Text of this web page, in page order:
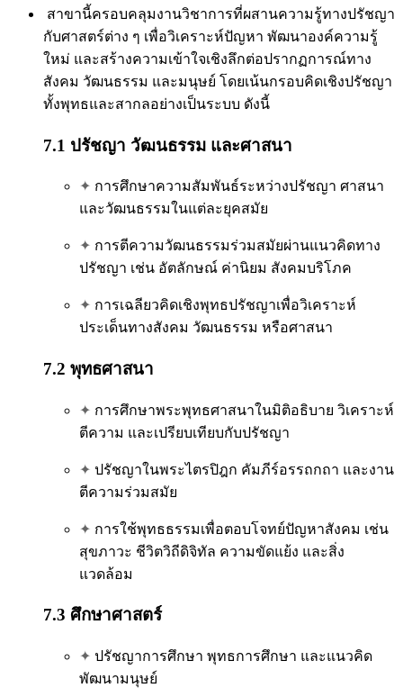
สาขานี้ครอบคลุมงานวิชาการที่ผสานความรู้ทางปรัชญา
กับศาสตร์ต่าง ๆ เพื่อวิเคราะห์ปัญหา พัฒนาองค์ความรู้
ใหม่ และสร้างความเข้าใจเชิงลึกต่อปรากฏการณ์ทาง
สังคม วัฒนธรรม และมนุษย์ โดยเน้นกรอบคิดเชิงปรัชญา
ทั้งพุทธและสากลอย่างเป็นระบบ ดังนี้
7.1 ปรัชญา วัฒนธรรม และศาสนา
✦ การศึกษาความสัมพันธ์ระหว่างปรัชญา ศาสนา
และวัฒนธรรมในแต่ละยุคสมัย
✦ การตีความวัฒนธรรมร่วมสมัยผ่านแนวคิดทาง
ปรัชญา เช่น อัตลักษณ์ ค่านิยม สังคมบริโภค
✦ การเฉลียวคิดเชิงพุทธปรัชญาเพื่อวิเคราะห์
ประเด็นทางสังคม วัฒนธรรม หรือศาสนา
7.2 พุทธศาสนา
✦ การศึกษาพระพุทธศาสนาในมิติอธิบาย วิเคราะห์
ตีความ และเปรียบเทียบกับปรัชญา
✦ ปรัชญาในพระไตรปิฎก คัมภีร์อรรถกถา และงาน
ตีความร่วมสมัย
✦ การใช้พุทธธรรมเพื่อตอบโจทย์ปัญหาสังคม เช่น
สุขภาวะ ชีวิตวิถีดิจิทัล ความขัดแย้ง และสิ่ง
แวดล้อม
7.3 ศึกษาศาสตร์
✦ ปรัชญาการศึกษา พุทธการศึกษา และแนวคิด
พัฒนามนุษย์